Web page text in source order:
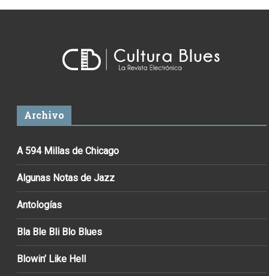
Archivo
A 594 Millas de Chicago
Algunas Notas de Jazz
Antologías
Bla Ble Bli Blo Blues
Blowin’ Like Hell